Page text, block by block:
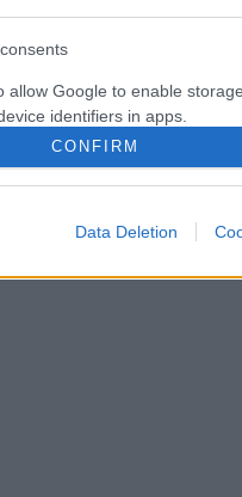
allow Google to enable
identifiers in apps.
allow my user data to be sent
allow Google to send me
CONFIRM
Data Deletion
kezelésében eddig
lettem.